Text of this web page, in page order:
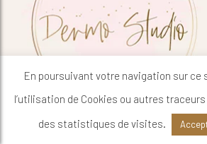
En poursuivant votre navigation sur ce
l’utilisation de Cookies ou autres
des statistiques de visites.